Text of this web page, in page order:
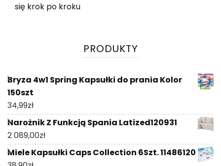
się krok po kroku
PRODUKTY
Bryza 4w1 Spring Kapsułki do prania Kolor
150szt
34,99zł
Narożnik Z Funkcją Spania Latized120931
2 089,00zł
Miele Kapsułki Caps Collection 6Szt. 11486120